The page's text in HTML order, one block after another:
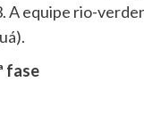
equipe rio-
fase